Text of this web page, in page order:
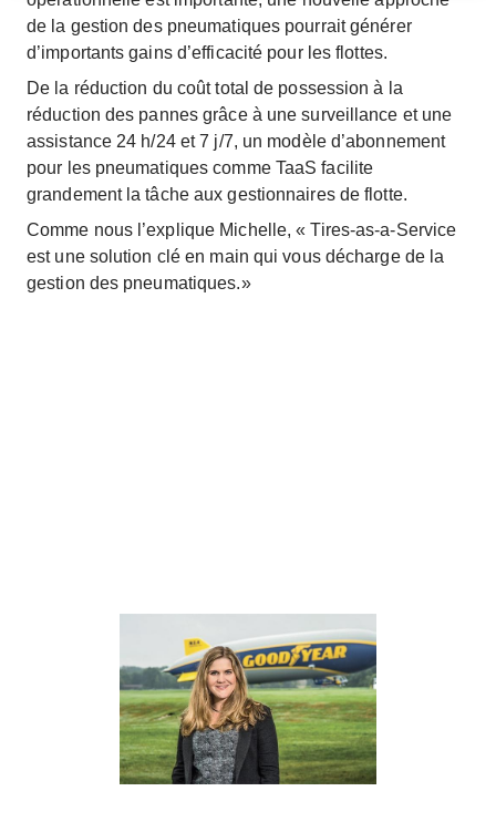
de la gestion des pneumatiques pourrait générer
d’importants gains d’efficacité pour les flottes.
De la réduction du coût total de possession à la
réduction des pannes grâce à une surveillance et une
assistance 24 h/24 et 7 j/7, un modèle d’abonnement
pour les pneumatiques comme TaaS facilite
grandement la tâche aux gestionnaires de flotte.
Comme nous l’explique Michelle, « Tires-as-a-Service
est une solution clé en main qui vous décharge de la
gestion des pneumatiques.»